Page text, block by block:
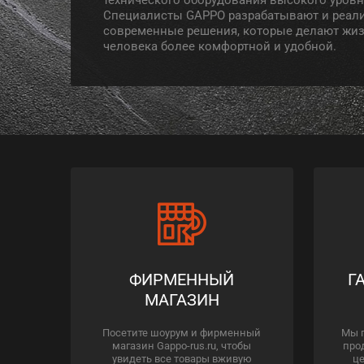
Специалисты GAPPO разрабатывают и
современные решения, которые делают
человека более комфортной и удобной.
ФИРМЕННЫЙ
МАГАЗИН
Посетите шоурум и фирменный
магазин Gappo-rus.ru, чтобы
увидеть все товары вживую
Мы